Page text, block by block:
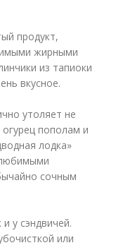
продукт,
жирными
из тапиоки
вкусное.
утоляет не
пополам и
лодка»
сочным
у сэндвичей.
или